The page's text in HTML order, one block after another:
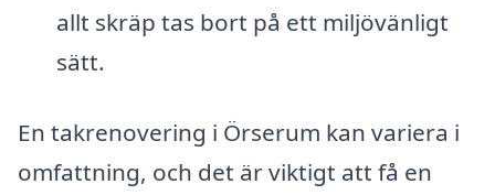
allt skräp tas bort på ett miljövänligt
sätt.
En takrenovering i Örserum kan variera i
omfattning, och det är viktigt att få en